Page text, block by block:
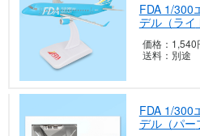
FDA 1/300
デル（ライ
価格： 1,540
送料： 別途
FDA 1/300
デル（パー